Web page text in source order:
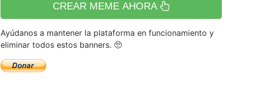
CREAR MEME AHORA
Ayúdanos a mantener la plataforma en funcionamiento y
eliminar todos estos banners. 🥺